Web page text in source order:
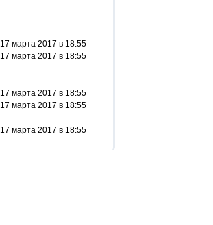
17 марта 2017 в 18:55
17 марта 2017 в 18:55
17 марта 2017 в 18:55
17 марта 2017 в 18:55
17 марта 2017 в 18:55